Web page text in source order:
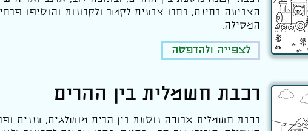
הצביעה בחינם, בחרו צבעים לקטר ולקרונות והוסיפו
המסילה.
לצפייה ולהדפסה
רכבת חשמלית בין ההרים
רכבת חשמלית ארוכה נוסעת בין הרים מושלגים, עננים